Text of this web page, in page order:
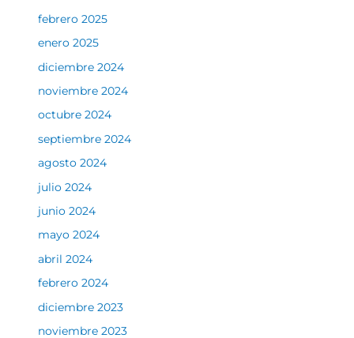
febrero 2025
enero 2025
diciembre 2024
noviembre 2024
octubre 2024
septiembre 2024
agosto 2024
julio 2024
junio 2024
mayo 2024
abril 2024
febrero 2024
diciembre 2023
noviembre 2023